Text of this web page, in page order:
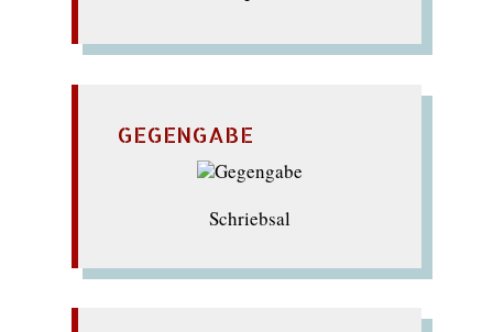
GEGENGABE
Schriebsal